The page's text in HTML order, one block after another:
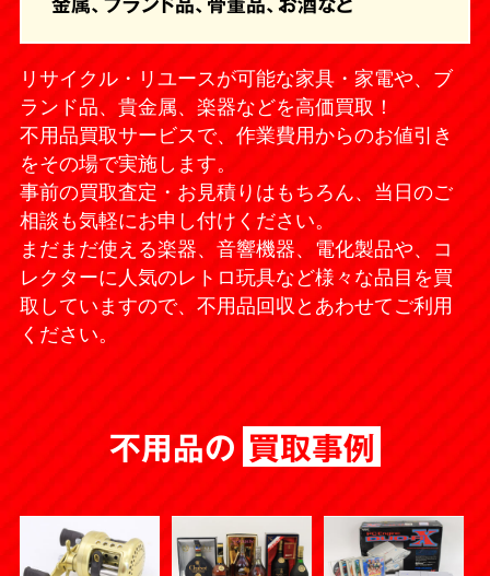
リサイクル・リユースが可能な家具・家電や、ブ
ランド品、貴金属、楽器などを高価買取！
不用品買取サービスで、作業費用からのお値引き
をその場で実施します。
事前の買取査定・お見積りはもちろん、当日のご
相談も気軽にお申し付けください。
まだまだ使える楽器、音響機器、電化製品や、コ
レクターに人気のレトロ玩具など様々な品目を買
取していますので、不用品回収とあわせてご利用
ください。
不用品の 買取事例